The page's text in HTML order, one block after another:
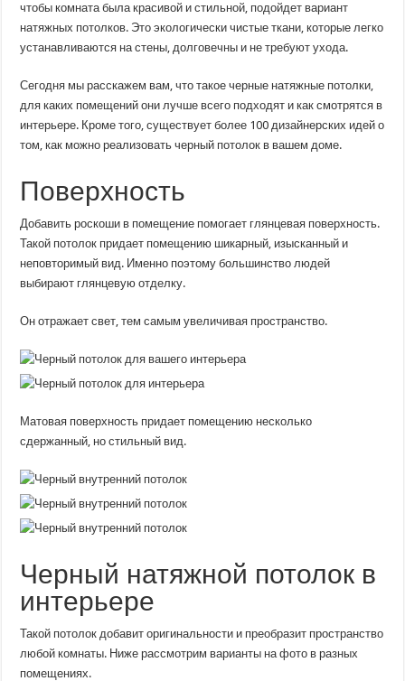
чтобы комната была красивой и стильной, подойдет вариант
натяжных потолков. Это экологически чистые ткани, которые легко
устанавливаются на стены, долговечны и не требуют ухода.
Сегодня мы расскажем вам, что такое черные натяжные потолки,
для каких помещений они лучше всего подходят и как смотрятся в
интерьере. Кроме того, существует более 100 дизайнерских идей о
том, как можно реализовать черный потолок в вашем доме.
Поверхность
Добавить роскоши в помещение помогает глянцевая поверхность.
Такой потолок придает помещению шикарный, изысканный и
неповторимый вид. Именно поэтому большинство людей
выбирают глянцевую отделку.
Он отражает свет, тем самым увеличивая пространство.
Матовая поверхность придает помещению несколько
сдержанный, но стильный вид.
Черный натяжной потолок в
интерьере
Такой потолок добавит оригинальности и преобразит пространство
любой комнаты. Ниже рассмотрим варианты на фото в разных
помещениях.